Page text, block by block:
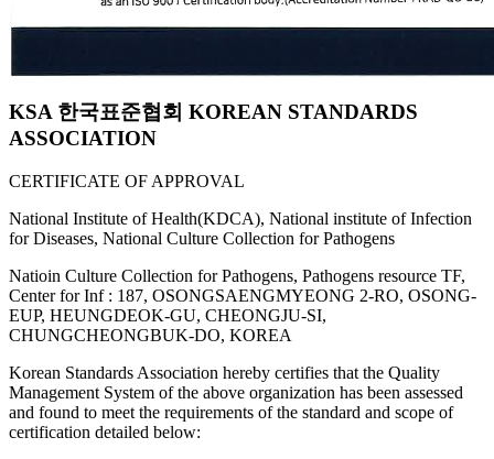
KSA 한국표준협회 KOREAN STANDARDS
ASSOCIATION
CERTIFICATE OF APPROVAL
National Institute of Health(KDCA), National institute of Infection
for Diseases, National Culture Collection for Pathogens
Natioin Culture Collection for Pathogens, Pathogens resource TF,
Center for Inf : 187, OSONGSAENGMYEONG 2-RO, OSONG-
EUP, HEUNGDEOK-GU, CHEONGJU-SI,
CHUNGCHEONGBUK-DO, KOREA
Korean Standards Association hereby certifies that the Quality
Management System of the above organization has been assessed
and found to meet the requirements of the standard and scope of
certification detailed below: